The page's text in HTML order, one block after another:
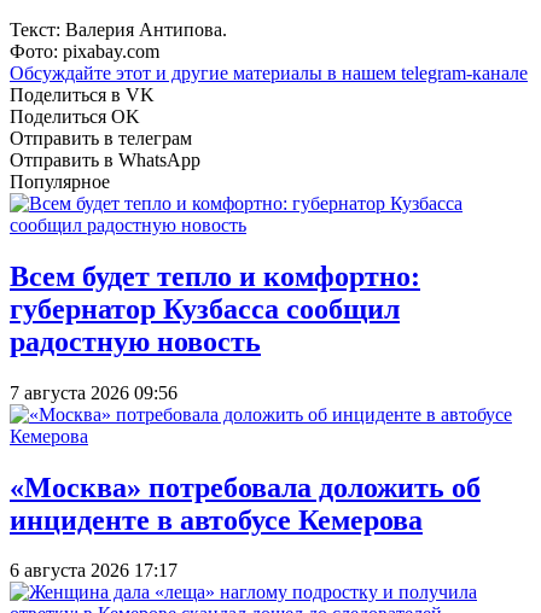
Текст: Валерия Антипова.
Фото: pixabay.сom
Обсуждайте этот и другие материалы в нашем telegram-канале
Поделиться в VK
Поделиться OK
Отправить в телеграм
Отправить в WhatsApp
Популярное
Всем будет тепло и комфортно:
губернатор Кузбасса сообщил
радостную новость
7 августа 2026 09:56
«Москва» потребовала доложить об
инциденте в автобусе Кемерова
6 августа 2026 17:17